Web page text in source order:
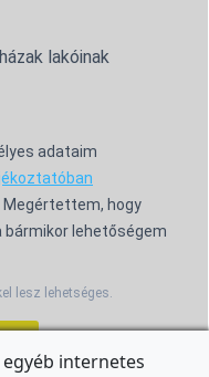
lakóinak
adataim
hogy
lehetőségem
lesz lehetséges.
internetes